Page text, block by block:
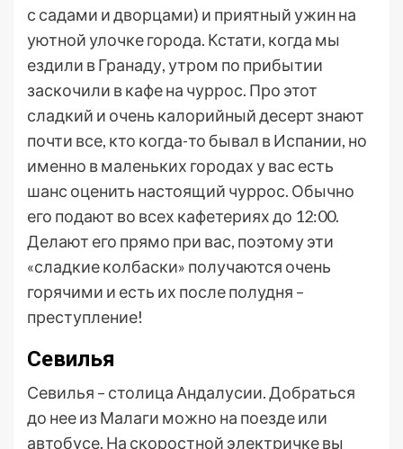
с садами и дворцами) и приятный ужин на
уютной улочке города. Кстати, когда мы
ездили в Гранаду, утром по прибытии
заскочили в кафе на чуррос. Про этот
сладкий и очень калорийный десерт знают
почти все, кто когда-то бывал в Испании, но
именно в маленьких городах у вас есть
шанс оценить настоящий чуррос. Обычно
его подают во всех кафетериях до 12:00.
Делают его прямо при вас, поэтому эти
«сладкие колбаски» получаются очень
горячими и есть их после полудня –
преступление!
Севилья
Севилья – столица Андалусии. Добраться
до нее из Малаги можно на поезде или
автобусе. На скоростной электричке вы